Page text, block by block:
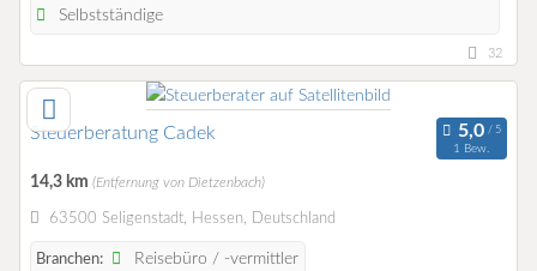
Selbstständige
32
Steuerberatung Cadek
1 Bew.
14,3 km (Entfernung von Dietzenbach)
63500 Seligenstadt, Hessen, Deutschland
Branchen: Reisebüro / -vermittler